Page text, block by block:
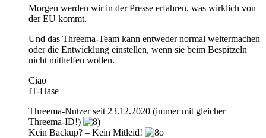
Morgen werden wir in der Presse erfahren, was wirklich von
der EU kommt.
Und das Threema-Team kann entweder normal weitermachen
oder die Entwicklung einstellen, wenn sie beim Bespitzeln
nicht mithelfen wollen.
Ciao
IT-Hase
Threema-Nutzer seit 23.12.2020 (immer mit gleicher
Threema-ID!)
Kein Backup? – Kein Mitleid!